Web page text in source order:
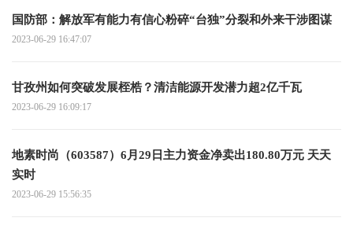
国防部：解放军有能力有信心粉碎“台独”分裂和外来干涉图谋
2023-06-29 16:47:07
甘孜州如何突破发展桎梏？清洁能源开发潜力超2亿千瓦
2023-06-29 16:09:17
地素时尚（603587）6月29日主力资金净卖出180.80万元 天天
实时
2023-06-29 15:56:35